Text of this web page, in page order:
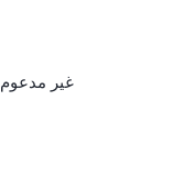
غير مدعوم